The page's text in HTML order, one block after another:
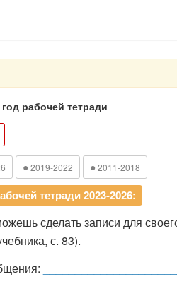
рабочей тетради
● 2019-2022 ● 2011-2018
тетради 2023-2026:
сделать записи для
с. 83).